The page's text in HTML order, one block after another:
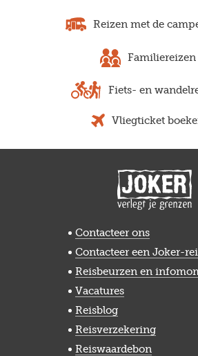
Reizen met de
Familiereizen
Fiets- en
Vliegticket
Contacteer ons
Contacteer een Joker-
Reisbeurzen en
Vacatures
Reisblog
Reisverzekering
Reiswaardebon